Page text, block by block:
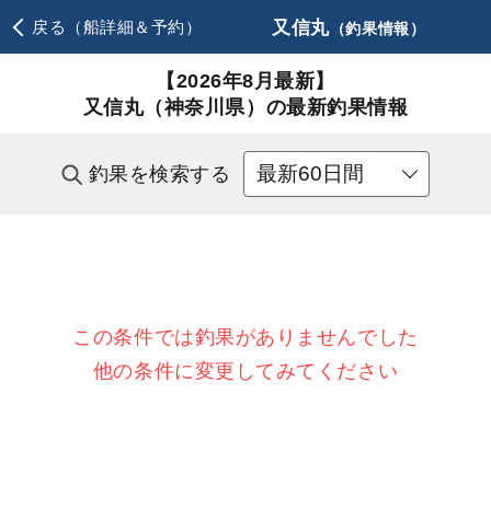
戻る（船詳細＆予約） 又信丸（釣果情報）
【2026年8月最新】
又信丸（神奈川県）の最新釣果情報
釣果を検索する
この条件では釣果がありませんでした
他の条件に変更してみてください